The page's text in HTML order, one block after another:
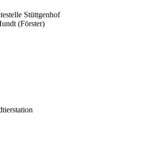
Stüttgenhof
(Förster)
erlaubt